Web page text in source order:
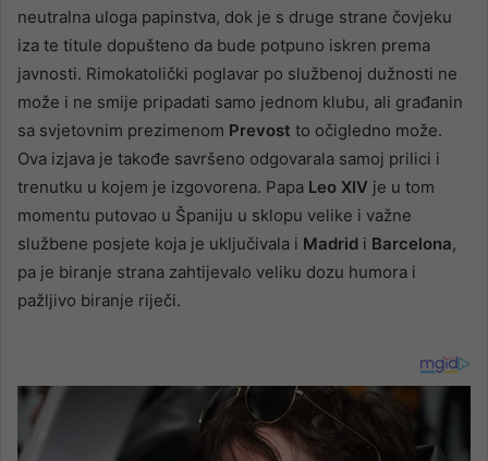
neutralna uloga papinstva, dok je s druge strane čovjeku
iza te titule dopušteno da bude potpuno iskren prema
javnosti. Rimokatolički poglavar po službenoj dužnosti ne
može i ne smije pripadati samo jednom klubu, ali građanin
sa svjetovnim prezimenom Prevost to očigledno može.
Ova izjava je takođe savršeno odgovarala samoj prilici i
trenutku u kojem je izgovorena. Papa Leo XIV je u tom
momentu putovao u Španiju u sklopu velike i važne
službene posjete koja je uključivala i Madrid i Barcelona,
pa je biranje strana zahtijevalo veliku dozu humora i
pažljivo biranje riječi.